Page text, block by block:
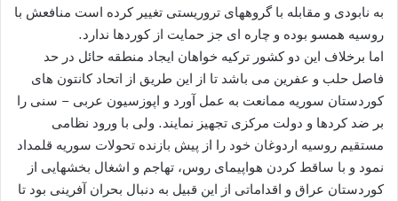
به نابودی و مقابله با گروههای تروریستی تغییر کرده است منافعش با
روسیه همسو بوده و چاره ای جز حمایت از کوردها ندارد.
اما برخلاف این دو کشور ترکیه خواهان ایجاد منطقه حائل در حد
فاصل حلب و عفرین می باشد تا از این طریق از اتحاد کانتون های
کوردستان سوریه ممانعت به عمل آورد و اپوزسیون عربی – سنی را
بر ضد کردها و دولت مرکزی تجهیز نمایند. ولی با ورود نظامی
مستقیم روسیه اردوغان خود را از پیش بازنده تحولات سوریه قلمداد
نمود و با ساقط کردن هواپیمای روس، تهاجم و اشغال بخشهایی از
کوردستان عراق و اقداماتی از این قبیل به دنبال بحران آفرینی بود تا